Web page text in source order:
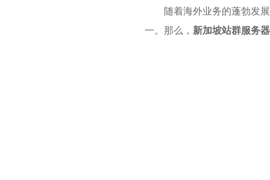
随着海外业务的蓬勃发
一。那么， 新加坡站群服务